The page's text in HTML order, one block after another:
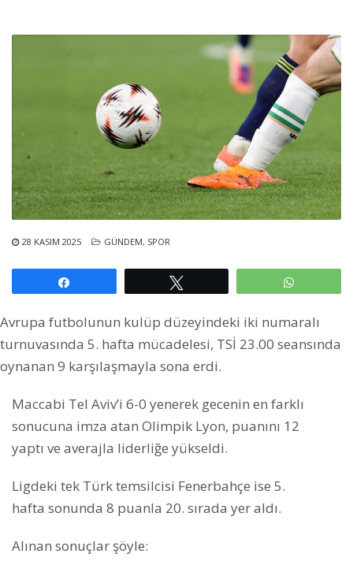
28 KASIM 2025 GÜNDEM, SPOR
Avrupa futbolunun kulüp düzeyindeki iki numaralı
turnuvasında 5. hafta mücadelesi, TSİ 23.00 seansında
oynanan 9 karşılaşmayla sona erdi.
Maccabi Tel Aviv’i 6-0 yenerek gecenin en farklı
sonucuna imza atan Olimpik Lyon, puanını 12
yaptı ve averajla liderliğe yükseldi.
Ligdeki tek Türk temsilcisi Fenerbahçe ise 5.
hafta sonunda 8 puanla 20. sırada yer aldı.
Alınan sonuçlar şöyle: